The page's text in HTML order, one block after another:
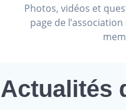
Photos, vidéos et
page de